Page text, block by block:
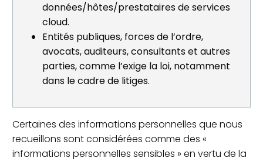
données/hôtes/prestataires de services
cloud.
Entités publiques, forces de l’ordre,
avocats, auditeurs, consultants et autres
parties, comme l’exige la loi, notamment
dans le cadre de litiges.
Certaines des informations personnelles que nous
recueillons sont considérées comme des «
informations personnelles sensibles » en vertu de la